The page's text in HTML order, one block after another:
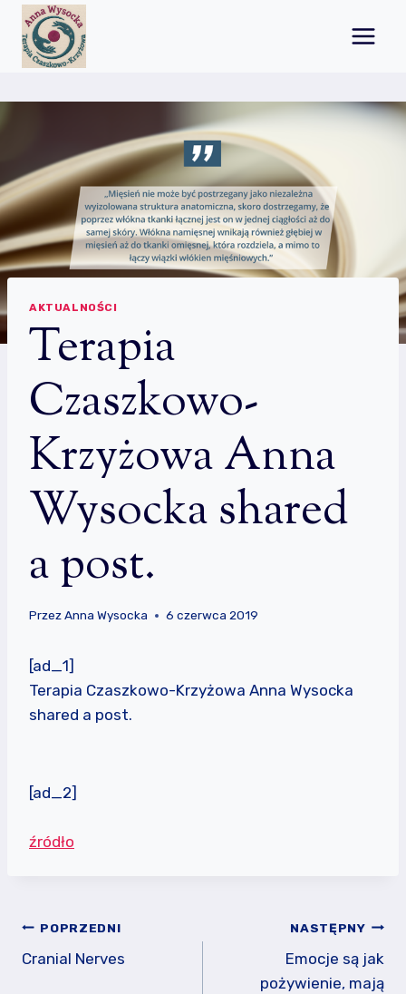
Przejdź
treści
AKTUALNOŚCI
Terapia
Czaszkowo-
Krzyżowa Anna
Wysocka shared
a post.
PrzezAnna Wysocka 6 czerwca 2019
[ad_1]
Terapia Czaszkowo-Krzyżowa Anna Wysocka
shared a post.
[ad_2]
źródło
Nawigacja
wpisu
POPRZEDNI
Cranial Nerves
NASTĘPNY
Emocje są jak
pożywienie, mają